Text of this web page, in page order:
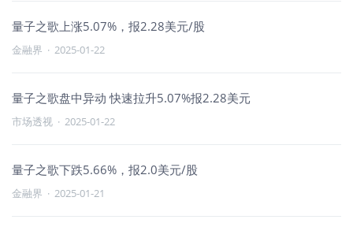
量子之歌上涨5.07%，报2.28美元/股
金融界 · 2025-01-22
量子之歌盘中异动 快速拉升5.07%报2.28美元
市场透视 · 2025-01-22
量子之歌下跌5.66%，报2.0美元/股
金融界 · 2025-01-21